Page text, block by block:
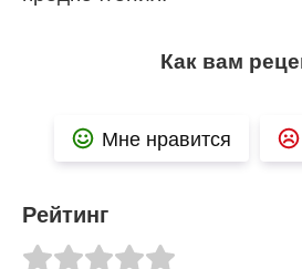
Как вам
Мне нравится
Рейтинг